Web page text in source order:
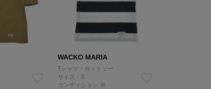
WACKO MARIA
Tシャツ・カットソー
サイズ：S
コンディション: B